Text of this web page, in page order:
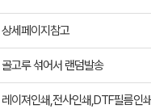
상세페이지참고
골고루 섞어서 랜덤발송
레이져인쇄,전사인쇄,DTF필름인